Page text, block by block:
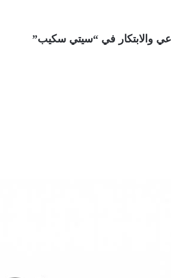
والابتكار في “سيتي سكيب”